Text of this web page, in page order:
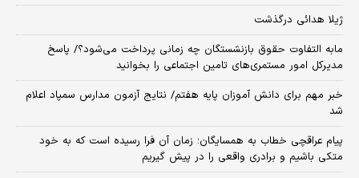
ژیلا هدائی درگذشت
مابه التفاوت حقوق بازنشستگان چه زمانی پرداخت می‌شود؟/ پاسخ
مدیرکل امور مستمری‌های تامین اجتماعی را بخوانید
خبر مهم برای دانش آموزان پایه هفتم/ نتایج آزمون مدارس سمپاد اعلام
شد
پیام عراقچی خطاب به همسایگان؛ زمان آن فرا رسیده است که به خود
متکی باشیم و برادری واقعی را در پیش گیریم